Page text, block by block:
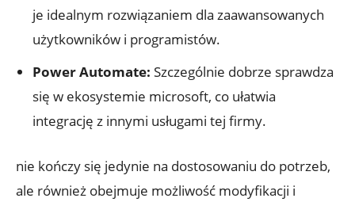
je idealnym rozwiązaniem dla zaawansowanych
użytkowników i programistów.
Power Automate: Szczególnie dobrze sprawdza⁤
się w ekosystemie microsoft, co ułatwia
integrację z ‌innymi ⁢usługami tej​ firmy.
nie kończy się ⁣jedynie ‍na dostosowaniu do potrzeb,
ale również obejmuje możliwość modyfikacji i